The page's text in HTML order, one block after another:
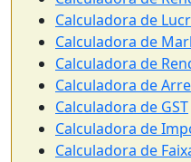
Calculadora de
Calculadora de
Calculadora de
Calculadora de
Calculadora de GST
Calculadora de
Calculadora de